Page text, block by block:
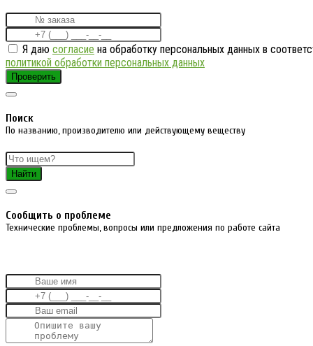
Я даю согласие на обработку персональных данных в
политикой обработки персональных данных
Проверить
Поиск
По названию, производителю или действующему веществу
Найти
Cообщить о проблеме
Технические проблемы, вопросы или предложения по работе сайта